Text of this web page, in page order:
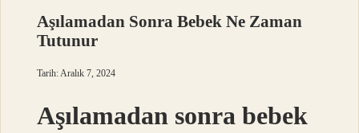
Aşılamadan Sonra Bebek Ne Zaman
Tutunur
Tarih: Aralık 7, 2024
Aşılamadan sonra bebek